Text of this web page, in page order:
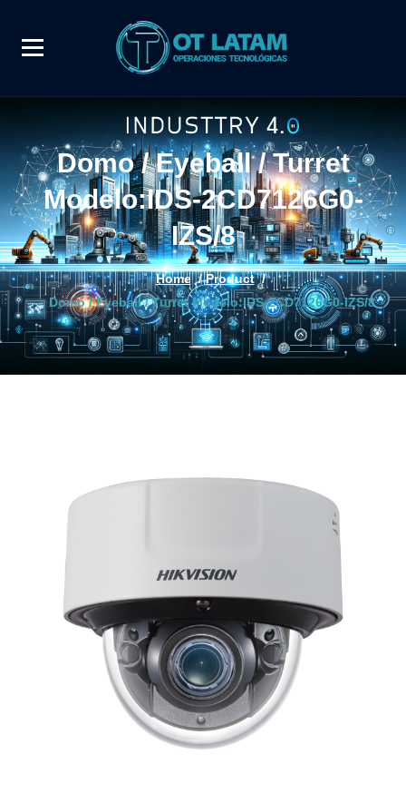
Domo / Eyeball / Turret
Modelo:IDS-2CD7126G0-
IZS/8
Home/Product/
Domo / Eyeball / Turret Modelo:IDS-2CD7126G0-IZS/8